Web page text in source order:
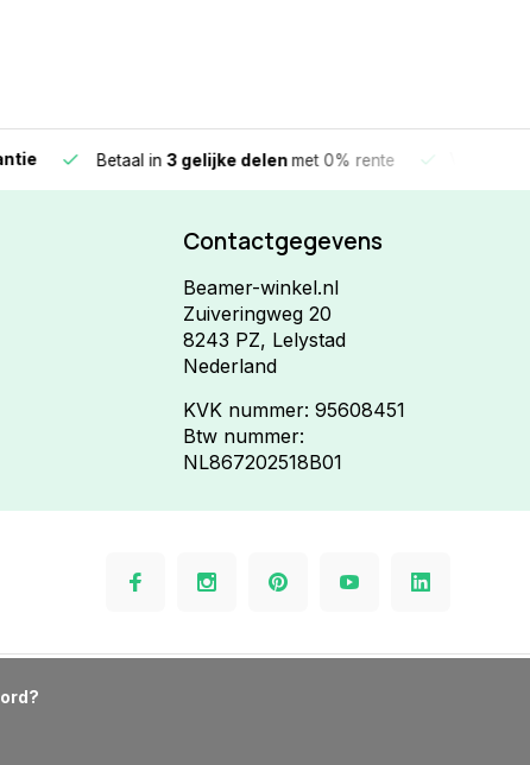
Betaal in3 gelijke delenmet 0% rente Vandaag
Contactgegevens
Beamer-winkel.nl
Zuiveringweg 20
8243 PZ, Lelystad
Nederland
KVK nummer: 95608451
Btw nummer:
NL867202518B01